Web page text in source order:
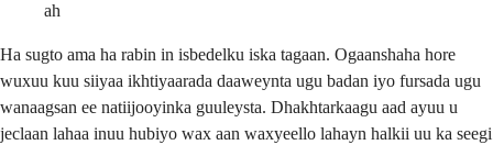
ah
Ha sugto ama ha rabin in isbedelku iska tagaan. Ogaanshaha hore
wuxuu kuu siiyaa ikhtiyaarada daaweynta ugu badan iyo fursada ugu
wanaagsan ee natiijooyinka guuleysta. Dhakhtarkaagu aad ayuu u
jeclaan lahaa inuu hubiyo wax aan waxyeello lahayn halkii uu ka seegi